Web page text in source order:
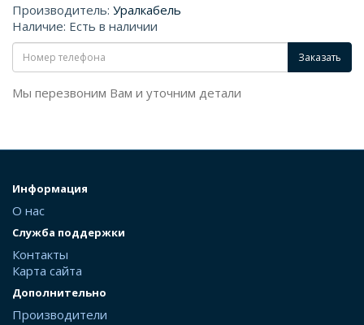
Производитель: Уралкабель
Наличие: Есть в наличии
Заказать
Мы перезвоним Вам и уточним детали
Информация
О нас
Служба поддержки
Контакты
Карта сайта
Дополнительно
Производители